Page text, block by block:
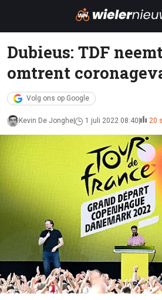
Dubieus: TDF
omtrent
Volg ons op Google
Kevin De Jonghe 1 juli 2022 08:40 20